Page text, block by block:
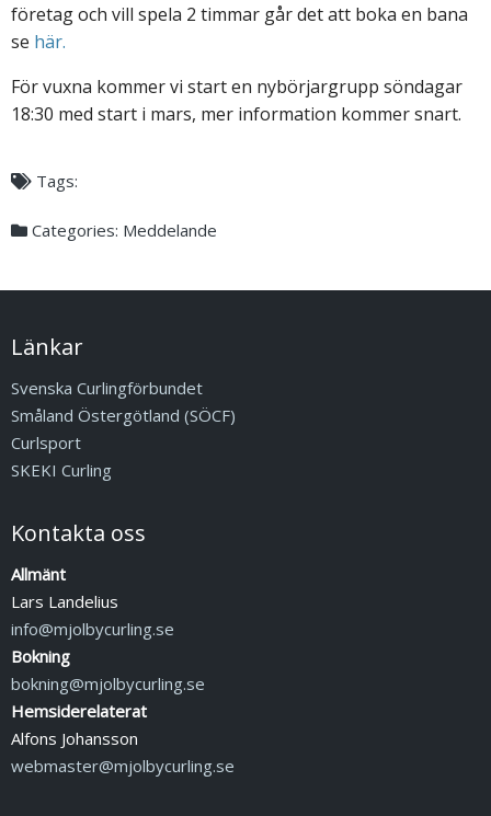
företag och vill spela 2 timmar går det att boka en bana
se här.
För vuxna kommer vi start en nybörjargrupp söndagar
18:30 med start i mars, mer information kommer snart.
Tags:
Categories: Meddelande
Länkar
Svenska Curlingförbundet
Småland Östergötland (SÖCF)
Curlsport
SKEKI Curling
Kontakta oss
Allmänt
Lars Landelius
info@mjolbycurling.se
Bokning
bokning@mjolbycurling.se
Hemsiderelaterat
Alfons Johansson
webmaster@mjolbycurling.se